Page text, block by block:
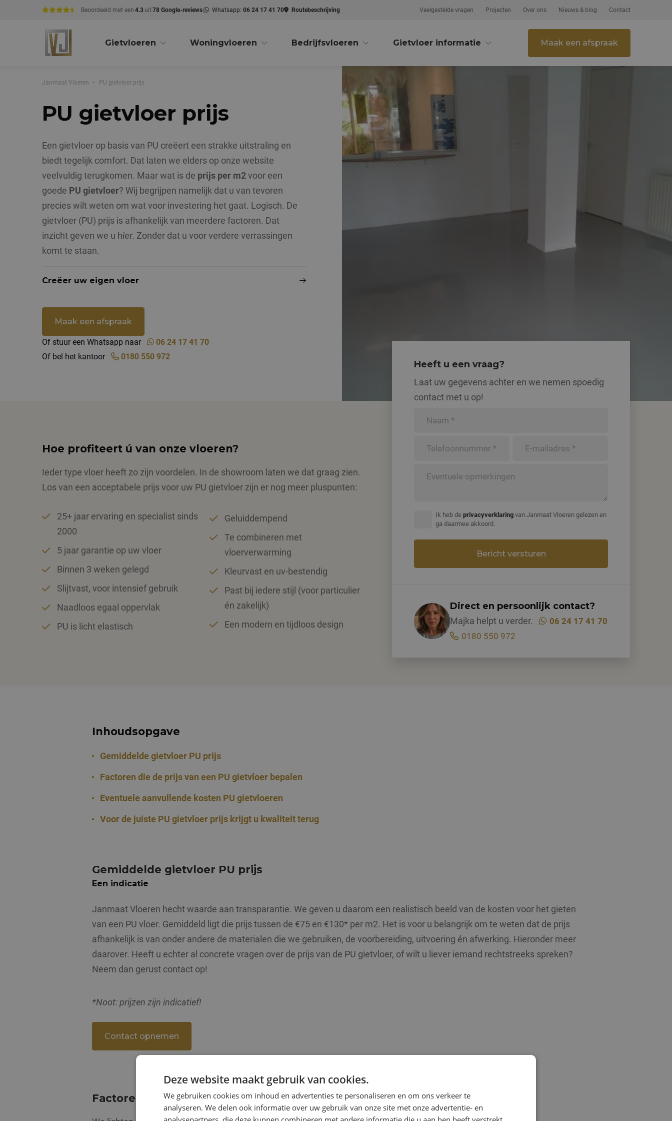
Beoordeeld met een 4.3 uit78 Google-reviews Whatsapp: 06 24 17 41 70 Routebeschrijving Veelgestelde vragen Projecten Over ons Nieuws & blog Contact
Gietvloeren Woningvloeren Bedrijfsvloeren Gietvloer informatie Maak een afspraak
Janmaat Vloeren PU gietvloer prijs
PU gietvloer prijs
Een gietvloer op basis van PU creëert een strakke uitstraling en
biedt tegelijk comfort. Dat laten we elders op onze website
veelvuldig terugkomen. Maar wat is de prijs per m2voor een
goede PU gietvloer? Wij begrijpen namelijk dat u van tevoren
precies wilt weten om wat voor investering het gaat. Logisch. De
gietvloer (PU) prijs is afhankelijk van meerdere factoren. Dat
inzicht geven we u híer. Zonder dat u voor verdere verrassingen
komt te staan.
Creëer uw eigen vloer
Maak een afspraak
Of stuur een Whatsapp naar
06 24 17 41 70
Of bel het kantoor
0180 550 972
Hoe profiteert ú van onze vloeren?
Ieder type vloer heeft zo zijn voordelen. In de showroom laten we dat graag zien.
Los van een acceptabele prijs voor uw PU gietvloer zijn er nog meer pluspunten:
25+ jaar ervaring en specialist sinds
2000
5 jaar garantie op uw vloer
Binnen 3 weken gelegd
Slijtvast, voor intensief gebruik
Naadloos egaal oppervlak
PU is licht elastisch
Geluiddempend
Te combineren met
vloerverwarming
Kleurvast en uv-bestendig
Past bij iedere stijl (voor particulier
én zakelijk)
Een modern en tijdloos design
Heeft u een vraag?
Laat uw gegevens achter en we nemen spoedig
contact met u op!
Ik heb deprivacyverklaring van Janmaat Vloeren gelezen en
ga daarmee akkoord.
Direct en persoonlijk contact?
Majka helpt u verder.
06 24 17 41 70
0180 550 972
Inhoudsopgave
Gemiddelde gietvloer PU prijs
Factoren die de prijs van een PU gietvloer bepalen
Eventuele aanvullende kosten PU gietvloeren
Voor de juiste PU gietvloer prijs krijgt u kwaliteit terug
Gemiddelde gietvloer PU prijs
Een indicatie
Janmaat Vloeren hecht waarde aan transparantie. We geven u daarom een realistisch beeld van de kosten voor het gieten
van een PU vloer. Gemiddeld ligt die prijs tussen de €75 en €130* per m2. Het is voor u belangrijk om te weten dat de prijs
afhankelijk is van onder andere de materialen die we gebruiken, de voorbereiding, uitvoering én afwerking. Hieronder meer
daarover. Heeft u echter al concrete vragen over de prijs van de PU gietvloer, of wilt u liever iemand rechtstreeks spreken?
Neem dan gerust contact op!
*Noot: prijzen zijn indicatief!
Contact opnemen
Factoren die de prijs van een PU gietvloer bepalen
Deze website maakt gebruik van cookies.
We gebruiken cookies om inhoud en advertenties te personaliseren en om ons verkeer te
analyseren. We delen ook informatie over uw gebruik van onze site met onze advertentie- en